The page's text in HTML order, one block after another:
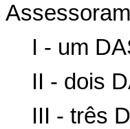
I - um
II - dois
III - três